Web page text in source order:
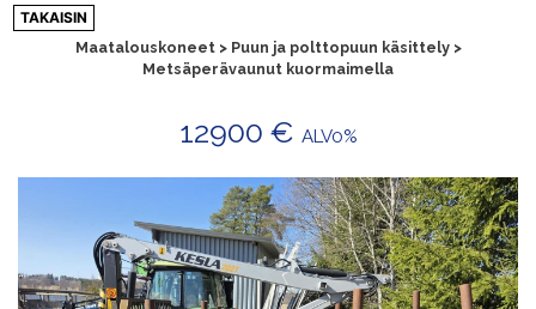
Siirry
sisältöön
TAKAISIN
Maatalouskoneet > Puun ja polttopuun käsittely >
Metsäperävaunut kuormaimella
12900 € ALV0%